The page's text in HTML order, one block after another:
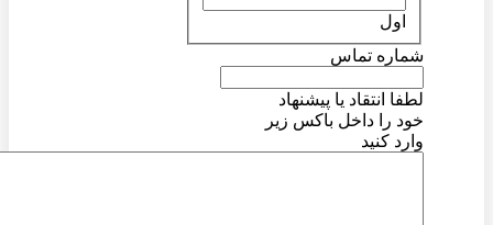
شماره تماس
لطفا انتقاد یا پیشنهاد
خود را داخل باکس زیر
وارد کنید